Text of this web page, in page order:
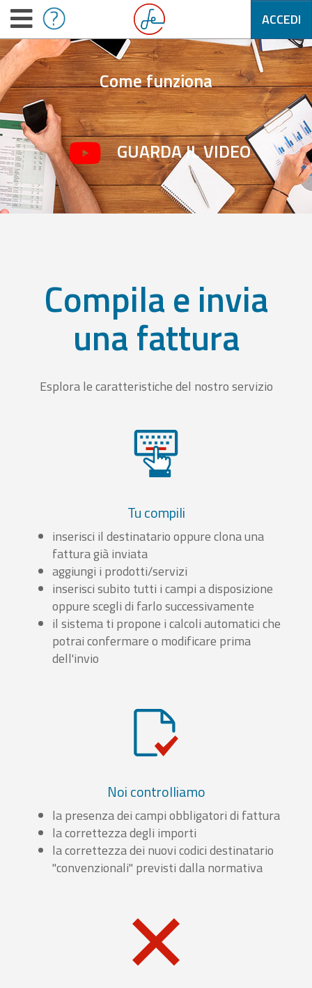
ACCEDI
Come funziona
GUARDA IL VIDEO
Compila e invia
una fattura
Esplora le caratteristiche del nostro servizio
Tu compili
inserisci il destinatario oppure clona una
fattura già inviata
aggiungi i prodotti/servizi
inserisci subito tutti i campi a disposizione
oppure scegli di farlo successivamente
il sistema ti propone i calcoli automatici che
potrai confermare o modificare prima
dell'invio
Noi controlliamo
la presenza dei campi obbligatori di fattura
la correttezza degli importi
la correttezza dei nuovi codici destinatario
"convenzionali" previsti dalla normativa